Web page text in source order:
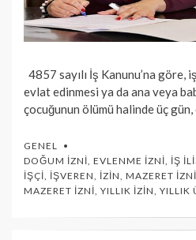
4857 sayılı İş Kanunu’na göre,
evlat edinmesi ya da ana veya
çocuğunun ölümü halinde üç
GENEL
DOĞUM İZNI, EVLENME İZNI, İŞ
İŞÇI, İŞVEREN, İZIN, MAZERET İZNI
MAZERET İZNI, YILLIK İZIN, YILLIK